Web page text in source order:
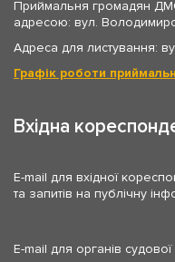
Приймальня громадян
адресою: вул.
Адреса для листування:
Графік роботи
Вхідна
E-mail для вхідної
та запитів на публічну
E-mail для органів